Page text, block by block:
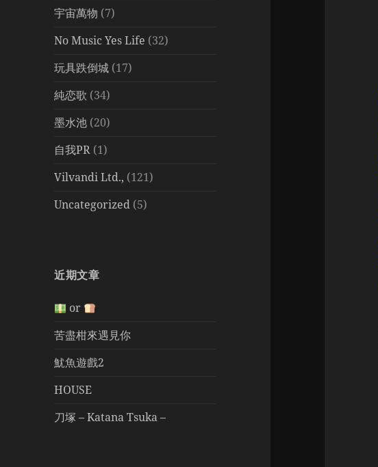
宇宙萬物 (7)
No Music Yes Life (32)
玩具跌倒城 (17)
純恋歌 (34)
墨水池 (20)
自我PR (1)
Vilvandi Ltd., (121)
Uncategorized (5)
近期文章
or
苦盡柑來遇見你
魷魚遊戲2
HOUSE
刀塚 – Katana Tsuka –